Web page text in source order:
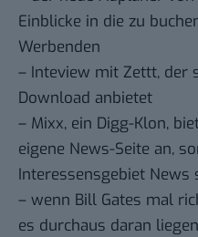
Einblicke in die zu
Werbenden
– Inteview mit Zettt, der
Download anbietet
– Mixx, ein Digg-Klon,
eigene News-Seite an,
Interessensgebiet
– wenn Bill Gates mal
es durchaus daran